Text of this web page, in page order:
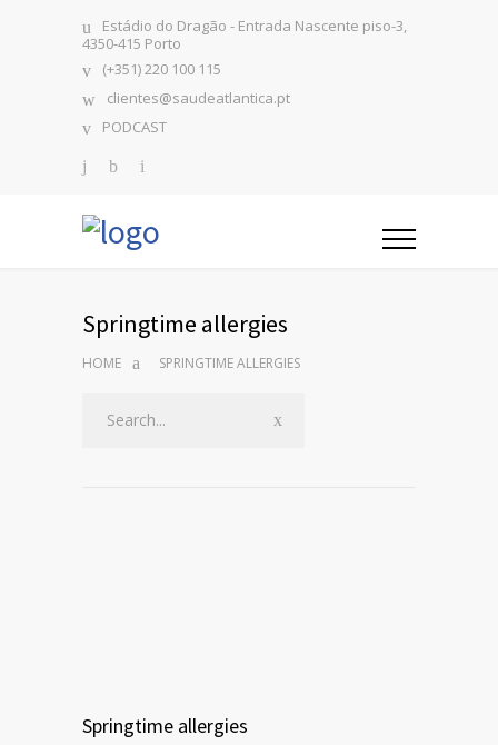
Estádio do Dragão - Entrada Nascente piso-3,
4350-415 Porto
(+351) 220 100 115
clientes@saudeatlantica.pt
PODCAST
Springtime allergies
HOME SPRINGTIME ALLERGIES
Springtime allergies